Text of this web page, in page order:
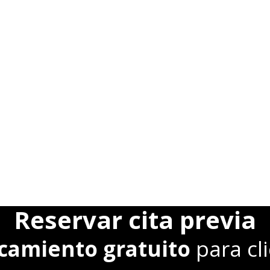
Reservar cita previa
gratuito para